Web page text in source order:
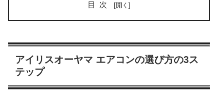
目次
アイリスオーヤマ エアコンの選び方の3ス
テップ